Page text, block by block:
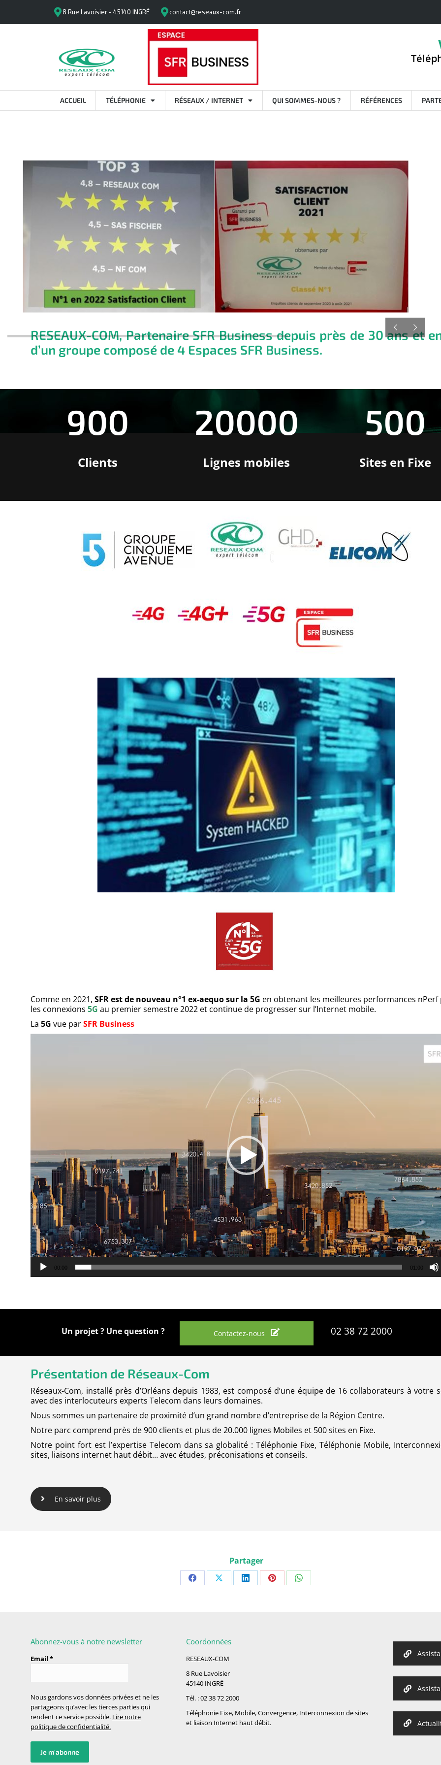
8 Rue Lavoisier - 45140 INGRÉ contact@reseaux-com.fr
ACCUEIL TÉLÉPHONIE RÉSEAUX / INTERNET QUI SOMMES-NOUS ? RÉFÉRENCES
RESEAUX-COM, Partenaire SFR Business depuis près de 30 ans et
d’un groupe composé de 4 Espaces SFR Business.
900
Clients
20000
Lignes mobiles
500
Sites en Fixe
Comme en 2021, SFR est de nouveau n°1 ex-aequo sur la 5G en obtenant les meilleures performances
les connexions 5G au premier semestre 2022 et continue de progresser sur l’Internet mobile.
La 5G vue parSFR Business
00:00 01:00
Un projet ? Une question ? Contactez-nous 02 38 72 2000
Présentation de Réseaux-Com
Réseaux-Com, installé près d’Orléans depuis 1983, est composé d’une équipe de 16 collaborateurs à votre
avec des interlocuteurs experts Telecom dans leurs domaines.
Nous sommes un partenaire de proximité d’un grand nombre d’entreprise de la Région Centre.
Notre parc comprend près de 900 clients et plus de 20.000 lignes Mobiles et 500 sites en Fixe.
Notre point fort est l’expertise Telecom dans sa globalité : Téléphonie Fixe, Téléphonie Mobile,
sites, liaisons internet haut débit… avec études, préconisations et conseils.
En savoir plus
Partager
Abonnez-vous à notre newsletter
Email *
Nous gardons vos données privées et ne les
partageons qu’avec les tierces parties qui
rendent ce service possible. Lire notre
politique de confidentialité.
Coordonnées
RESEAUX-COM
8 Rue Lavoisier
45140 INGRÉ
Tél. : 02 38 72 2000
Téléphonie Fixe, Mobile, Convergence, Interconnexion de sites
et liaison Internet haut débit.